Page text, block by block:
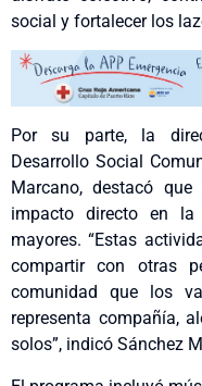
social y fortalecer los
Por su parte, la
Desarrollo Social
Marcano, destacó
impacto directo en
mayores. “Estas
compartir con otras
comunidad que los
representa compañía,
solos”, indicó Sánchez